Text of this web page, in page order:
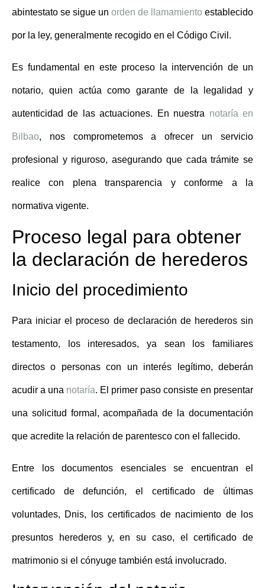
abintestato se sigue un orden de llamamiento establecido
por la ley, generalmente recogido en el Código Civil.
Es fundamental en este proceso la intervención de un
notario, quien actúa como garante de la legalidad y
autenticidad de las actuaciones. En nuestra notaría en
Bilbao, nos comprometemos a ofrecer un servicio
profesional y riguroso, asegurando que cada trámite se
realice con plena transparencia y conforme a la
normativa vigente.
Proceso legal para obtener
la declaración de herederos
Inicio del procedimiento
Para iniciar el proceso de declaración de herederos sin
testamento, los interesados, ya sean los familiares
directos o personas con un interés legítimo, deberán
acudir a una notaría. El primer paso consiste en presentar
una solicitud formal, acompañada de la documentación
que acredite la relación de parentesco con el fallecido.
Entre los documentos esencialesse encuentran el
certificado de defunción, el certificado de últimas
voluntades, Dnis, los certificados de nacimiento de los
presuntos herederos y, en su caso, el certificado de
matrimonio si el cónyuge también está involucrado.